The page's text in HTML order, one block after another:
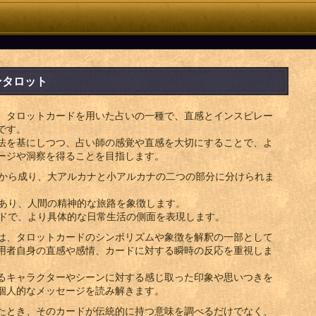
ロット
タロットカードを用いた占いの一種で、直感とインスピレー
。
を基にしつつ、占い師の感覚や直感を大切にすることで、よ
や洞察を得ることを目指します。
ら成り、大アルカナと小アルカナの二つの部分に分けられま
、人間の精神的な旅路を象徴します。
で、より具体的な日常生活の側面を表現します。
、タロットカードのシンボリズムや象徴を解釈の一部として
者自身の直感や感情、カードに対する瞬時の反応を重視しま
キャラクターやシーンに対する感じ取った印象や思いつきを
的なメッセージを読み解きます。
とき、そのカードが伝統的に持つ意味を調べるだけでなく、